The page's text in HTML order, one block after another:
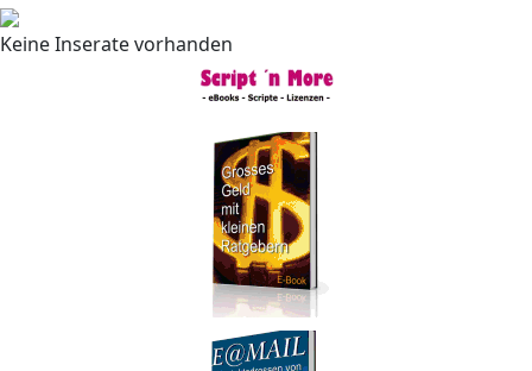
Keine Inserate vorhanden